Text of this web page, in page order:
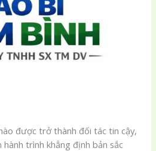
được trở thành đối tác tin cậy,
trình khẳng định bản sắc